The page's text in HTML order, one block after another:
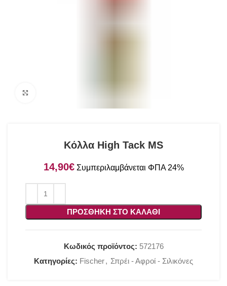
Κόλλα High Tack MS
€
ΠΡΟΣΘΉΚΗ ΣΤΟ ΚΑΛΆΘΙ
Κωδικός προϊόντος: 572176
Κατηγορίες: Fischer, Σπρέι - Αφροί - Σιλικόνες